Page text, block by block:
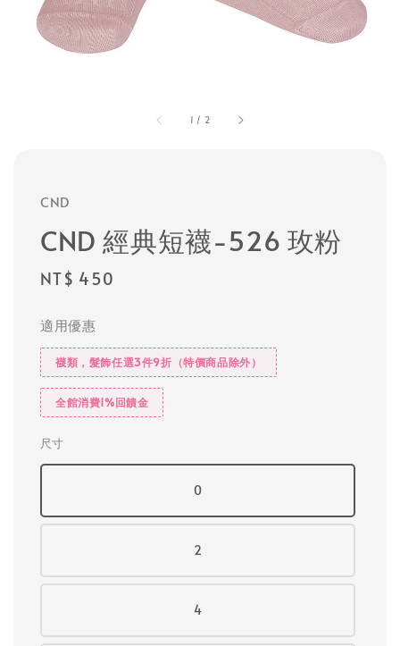
1 / 2
CND
CND 經典短襪-526 玫粉
Regular
NT$ 450
適用優惠
襪類，髮飾任選3件9折（特價商品除外）
全館消費1%回饋金
尺寸
0
2
4